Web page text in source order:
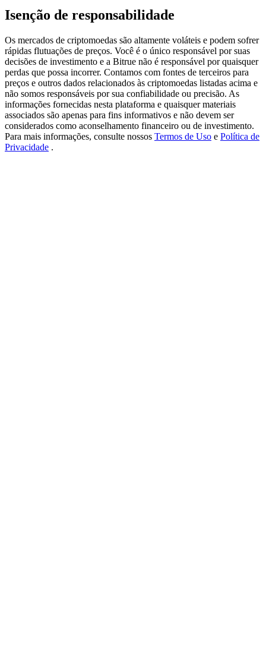
Register & Trade to Win 500,000 USDT
Precious Metals Trading Carnival
Trade Gold & Silver · 33,333 USDT Bonus
USDT New User Exclusive 10% APR
Isenção de responsabilidade
Os mercados de criptomoedas são altamente voláteis e podem sofrer
rápidas flutuações de preços. Você é o único responsável por suas
decisões de investimento e a Bitrue não é responsável por quaisquer
perdas que possa incorrer. Contamos com fontes de terceiros para
preços e outros dados relacionados às criptomoedas listadas acima e
não somos responsáveis por sua confiabilidade ou precisão. As
informações fornecidas nesta plataforma e quaisquer materiais
associados são apenas para fins informativos e não devem ser
considerados como aconselhamento financeiro ou de investimento.
Para mais informações, consulte nossos Termos de Uso e Política de
Privacidade .